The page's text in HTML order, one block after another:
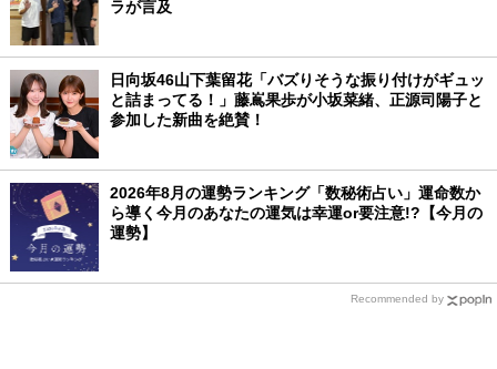
ラが言及
日向坂46山下葉留花「バズりそうな振り付けがギュッ
と詰まってる！」藤嶌果歩が小坂菜緒、正源司陽子と
参加した新曲を絶賛！
2026年8月の運勢ランキング「数秘術占い」運命数か
ら導く今月のあなたの運気は幸運or要注意!?【今月の
運勢】
Recommended by